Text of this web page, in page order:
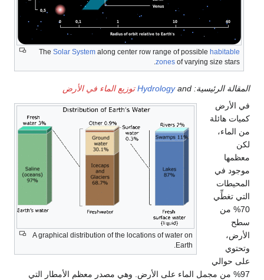
The Solar System along center row range of possible habitable
zones of varying size stars.
المقالة الرئيسية: Hydrologyand توزيع الماء في الأرض
A graphical distribution of the locations of water on
Earth.
في الأرض
كميات هائلة
من الماء،
لكن
معظمها
موجود في
المحيطات
التي تغطِّي
70% من
سطح
الأرض،
وتحتوي
على حوالي
97% من مجمل الماء على الأرض. وهي مصدر معظم الأمطار التي